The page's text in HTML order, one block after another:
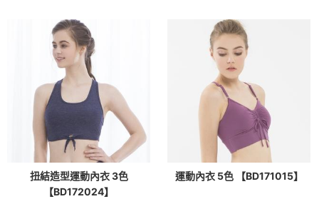
扭結造型運動內衣 3色
【BD172024】
運動內衣 5色 【BD171015】